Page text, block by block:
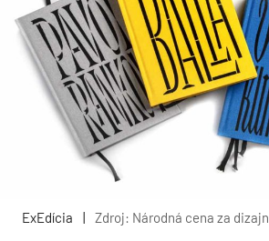
ExEdícia Zdroj: Národná cena za dizajn